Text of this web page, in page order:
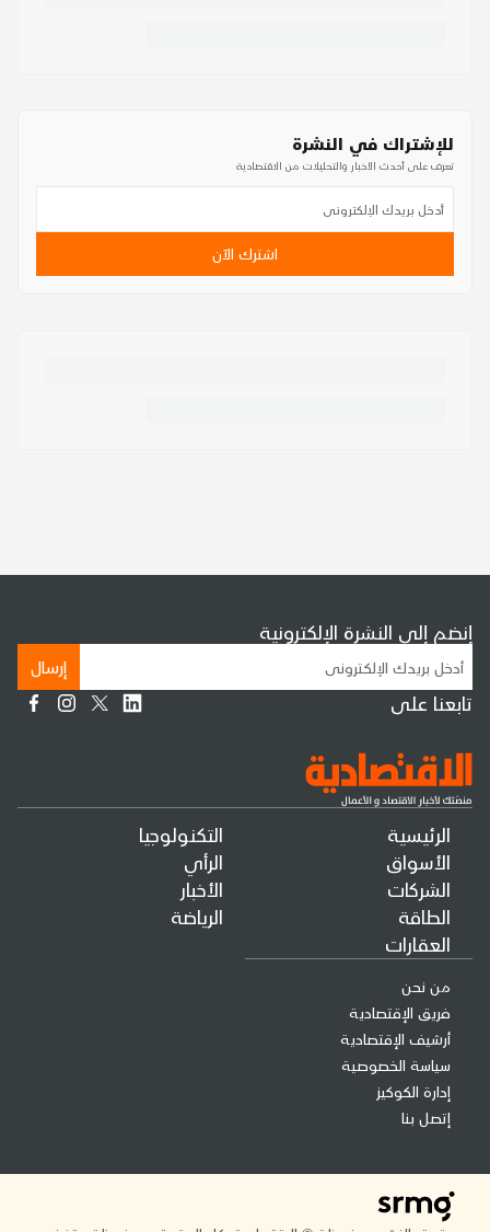
للإشتراك في النشرة
تعرف على أحدث الأخبار والتحليلات من الاقتصادية
اشترك الآن
الرئيسية
الأسواق
الشركات
الطاقة
العقارات
التكنولوجيا
الرأي
الأخبار
الرياضة
من نحن
فريق الإقتصادية
أرشيف الإقتصادية
سياسة الخصوصية
إدارة الكوكيز
إتصل بنا
إنضم إلى النشرة الإلكترونية
إرسال
تابعنا على